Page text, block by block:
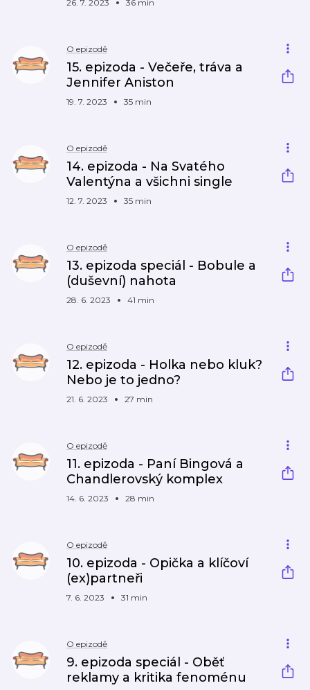
26. 7. 2023 36 min
O epizodě
15. epizoda - Večeře, tráva a
Jennifer Aniston
19. 7. 2023 35 min
O epizodě
14. epizoda - Na Svatého
Valentýna a všichni single
12. 7. 2023 35 min
O epizodě
13. epizoda speciál - Bobule a
(duševní) nahota
28. 6. 2023 41 min
O epizodě
12. epizoda - Holka nebo kluk?
Nebo je to jedno?
21. 6. 2023 27 min
O epizodě
11. epizoda - Paní Bingová a
Chandlerovský komplex
14. 6. 2023 28 min
O epizodě
10. epizoda - Opička a klíčoví
(ex)partneři
7. 6. 2023 31 min
O epizodě
9. epizoda speciál - Oběť
reklamy a kritika fenoménu